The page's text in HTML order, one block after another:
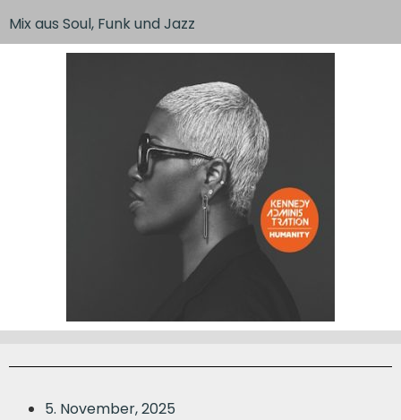
Mix aus Soul, Funk und Jazz
5. November, 2025